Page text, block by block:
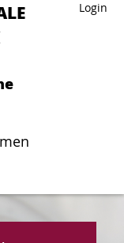
Login
Login